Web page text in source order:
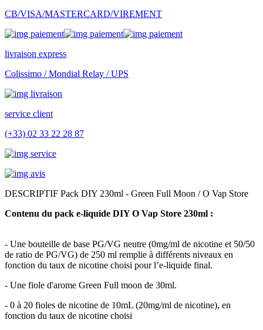
CB/VISA/MASTERCARD/VIREMENT
livraison express
Colissimo / Mondial Relay / UPS
service client
(+33) 02 33 22 28 87
DESCRIPTIF Pack DIY 230ml - Green Full Moon / O Vap Store
Contenu du pack e-liquide DIY O Vap Store 230ml :
- Une bouteille de base PG/VG neutre (0mg/ml de nicotine et 50/50
de ratio de PG/VG) de 250 ml remplie à différents niveaux en
fonction du taux de nicotine choisi pour l’e-liquide final.
- Une fiole d'arome Green Full moon de 30ml.
- 0 à 20 fioles de nicotine de 10mL (20mg/ml de nicotine), en
fonction du taux de nicotine choisi